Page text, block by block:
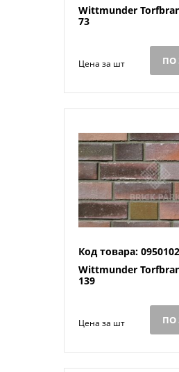
Wittmunder
73
Цена за шт ПО
Код товара:
Wittmunder
139
Цена за шт ПО